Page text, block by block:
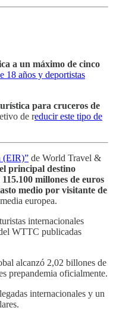
a un máximo de cinco
18 años y deportistas
para cruceros de
de reducir este tipo de
(EIR)” de World Travel &
principal destino
millones de euros
medio por visitante de
europea.
internacionales
WTTC publicadas
alcanzó 2,02 billones de
prepandemia oficialmente.
internacionales y un